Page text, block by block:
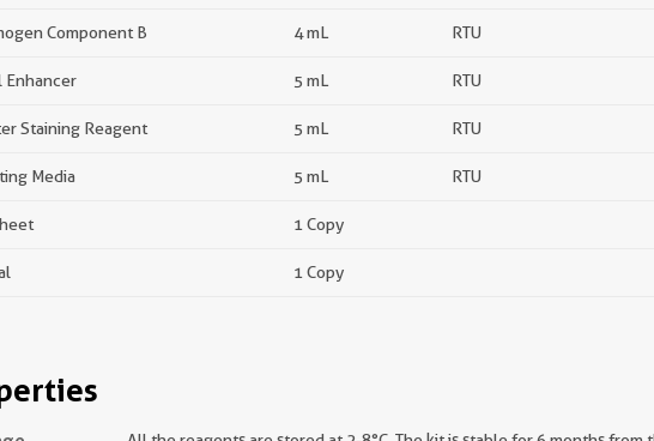
Component B 4 mL RTU
Enhancer 5 mL RTU
Staining Reagent 5 mL RTU
Media 5 mL RTU
1 Copy
1 Copy